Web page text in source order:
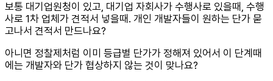
보통 대기업원청이 있고, 대기업 자회사가 수행사로 있을때, 수행
사로 1차 업체가 견적서 넣을때. 개인 개발자들이 원하는 단가 묻
고나서 견적서 만드나요?
아니면 정찰제처럼 이미 등급별 단가가 정해져 있어서 이 단계때
에는 개발자와 단가 협상하지 않는 것이 맞나요?